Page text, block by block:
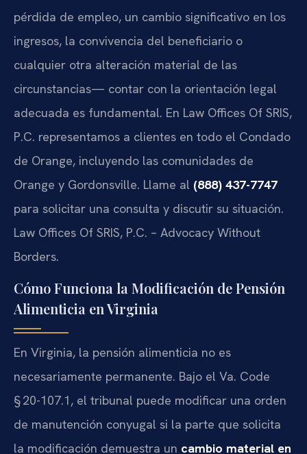
pérdida de empleo, un cambio significativo en los
ingresos, la convivencia del beneficiario o
cualquier otra alteración material de las
circunstancias— contar con la orientación legal
adecuada es fundamental. En Law Offices Of SRIS,
P.C. representamos a clientes en todo el Condado
de Orange, incluyendo las comunidades de
Orange y Gordonsville. Llame al (888) 437-7747
para solicitar una consulta y discutir su situación.
Law Offices Of SRIS, P.C. – Advocacy Without
Borders.
Cómo Funciona la Modificación de Pensión
Alimenticia en Virginia
En Virginia, la pensión alimenticia no es
necesariamente permanente. Bajo el Va. Code
§ 20-107.1, el tribunal puede modificar una orden
de manutención conyugal si la parte que solicita
la modificación demuestra un cambio material en